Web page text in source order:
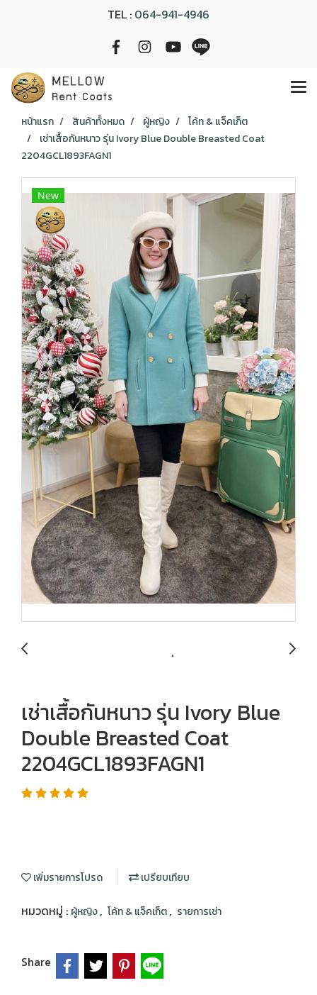
TEL : 064-941-4946
หน้าแรก สินค้าทั้งหมด ผู้หญิง
โค้ท & แจ็คเก็ต
เช่าเสื้อกันหนาว รุ่น Ivory Blue Double Breasted Coat
2204GCL1893FAGN1
New
เช่าเสื้อกันหนาว รุ่น Ivory Blue
Double Breasted Coat
2204GCL1893FAGN1
เพิ่มรายการโปรด เปรียบเทียบ
หมวดหมู่ : ผู้หญิง, โค้ท & แจ็คเก็ต, รายการเช่า
Share